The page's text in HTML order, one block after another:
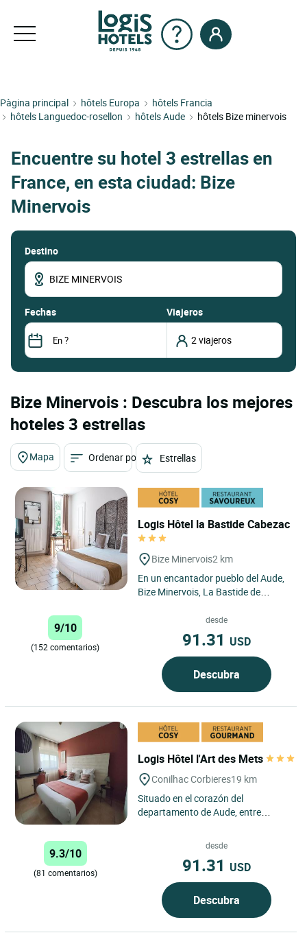
Pàgina principal hôtels Europa
hôtels Francia
hôtels Languedoc-rosellon
hôtels Aude hôtels Bize minervois
Encuentre su hotel 3 estrellas en
France, en esta ciudad: Bize
Minervois
Destino
fechas Viajeros
Bize Minervois : Descubra los mejores
hoteles 3 estrellas
Mapa Ordenar por Estrellas
Logis Hôtel la Bastide Cabezac
Bize Minervois2 km
En un encantador pueblo del Aude,
Bize Minervois, La Bastide de
contra el cielo azul, ofrece...
9/10
(152 comentarios)
desde
91.31 USD
Descubra
Logis Hôtel l'Art des Mets
Conilhac Corbieres19 km
Situado en el corazón del
departamento de Aude, entre
Logis Hôtel l'Art des Mets ofrece...
9.3/10
(81 comentarios)
desde
91.31 USD
Descubra